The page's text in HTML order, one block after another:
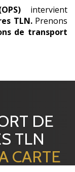
intervient
TLN. Prenons
de transport
DE
TLN
CARTE